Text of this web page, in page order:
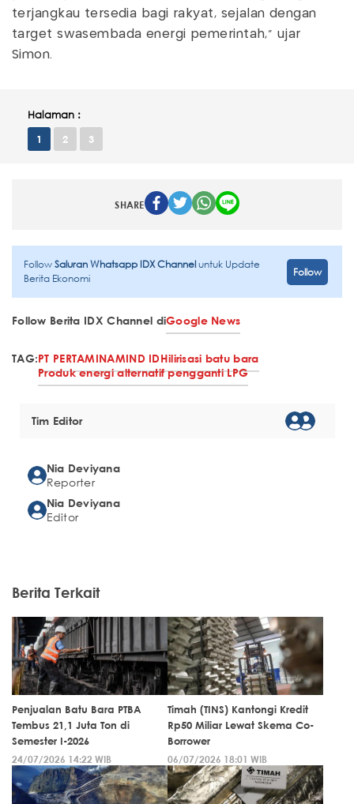
terjangkau tersedia bagi rakyat, sejalan dengan
target swasembada energi pemerintah," ujar
Simon.
Halaman :
1 2 3
SHARE
FollowSaluran Whatsapp IDX Channeluntuk Update
Berita Ekonomi
Follow
Follow Berita IDX Channel diGoogle News
TAG:PT PERTAMINAMIND IDHilirisasi batu bara
Produk energi alternatif pengganti LPG
Tim Editor
Nia Deviyana
Reporter
Nia Deviyana
Editor
Berita Terkait
Penjualan Batu Bara PTBA
Tembus 21,1 Juta Ton di
Semester I-2026
24/07/2026 14:22 WIB
Timah (TINS) Kantongi Kredit
Rp50 Miliar Lewat Skema Co-
Borrower
06/07/2026 18:01 WIB